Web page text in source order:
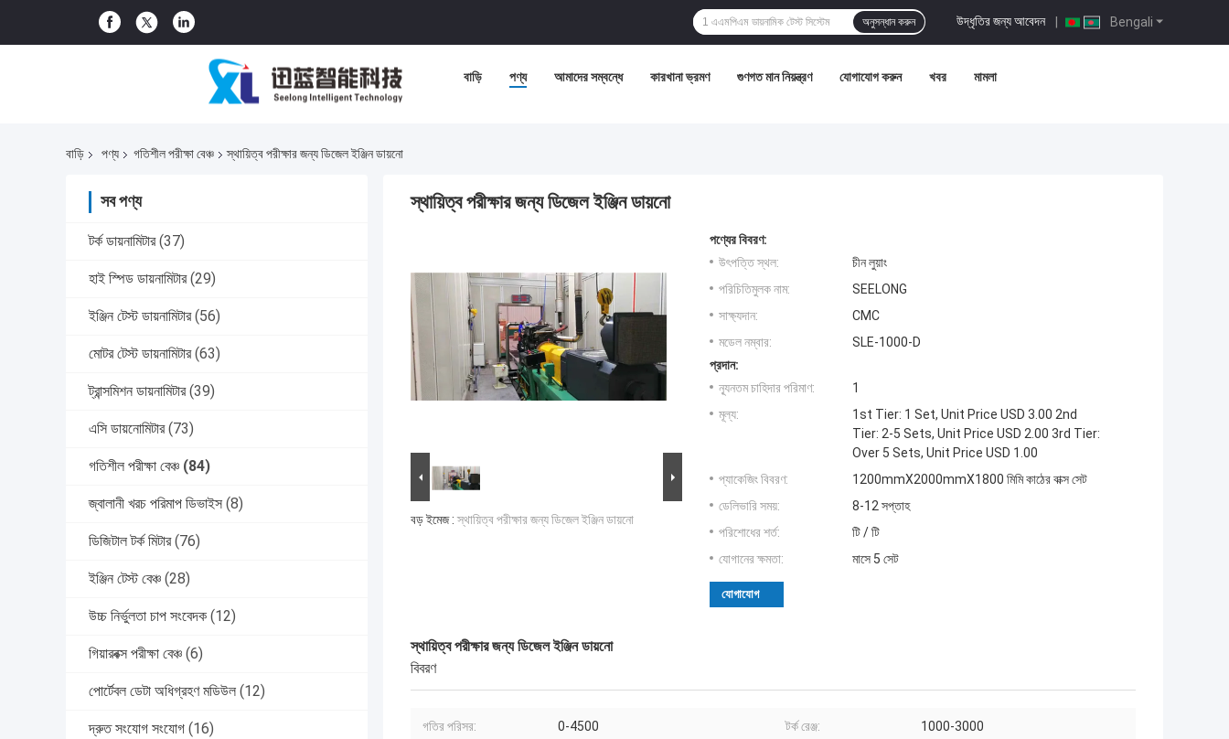
Bengali
উদ্ধৃতির জন্য আবেদন |
অনুসন্ধান করুন
বাড়ি পণ্য আমাদের সম্বন্ধে কারখানা ভ্রমণ গুণগত মান নিয়ন্ত্রণ যোগাযোগ করুন খবর মামলা
বাড়ি পণ্য গতিশীল পরীক্ষা বেঞ্চ স্থায়িত্ব পরীক্ষার জন্য ডিজেল ইঞ্জিন ডায়নো
সব পণ্য
টর্ক ডায়নামিটার (37)
হাই স্পিড ডায়নামিটার (29)
ইঞ্জিন টেস্ট ডায়নামিটার (56)
মোটর টেস্ট ডায়নামিটার (63)
ট্রান্সমিশন ডায়নামিটার (39)
এসি ডায়নোমিটার (73)
গতিশীল পরীক্ষা বেঞ্চ (84)
জ্বালানী খরচ পরিমাপ ডিভাইস (8)
ডিজিটাল টর্ক মিটার (76)
ইঞ্জিন টেস্ট বেঞ্চ (28)
উচ্চ নির্ভুলতা চাপ সংবেদক (12)
গিয়ারবক্স পরীক্ষা বেঞ্চ (6)
পোর্টেবল ডেটা অধিগ্রহণ মডিউল (12)
দ্রুত সংযোগ সংযোগ (16)
স্থায়িত্ব পরীক্ষার জন্য ডিজেল ইঞ্জিন ডায়নো
বড় ইমেজ : স্থায়িত্ব পরীক্ষার জন্য ডিজেল ইঞ্জিন ডায়নো
পণ্যের বিবরণ:
উৎপত্তি স্থল:
চীন লুয়াং
পরিচিতিমুলক নাম:
SEELONG
সাক্ষ্যদান:
CMC
মডেল নম্বার:
SLE-1000-D
প্রদান:
ন্যূনতম চাহিদার পরিমাণ:
1
মূল্য:
1st Tier: 1 Set, Unit Price USD 3.00 2nd
Tier: 2-5 Sets, Unit Price USD 2.00 3rd Tier:
Over 5 Sets, Unit Price USD 1.00
প্যাকেজিং বিবরণ:
1200mmX2000mmX1800 মিমি কাঠের বাক্স সেট
ডেলিভারি সময়:
8-12 সপ্তাহ
পরিশোধের শর্ত:
টি / টি
যোগানের ক্ষমতা:
মাসে 5 সেট
যোগাযোগ
স্থায়িত্ব পরীক্ষার জন্য ডিজেল ইঞ্জিন ডায়নো
বিবরণ
গতির পরিসর: 0-4500 টর্ক রেঞ্জ: 1000-3000